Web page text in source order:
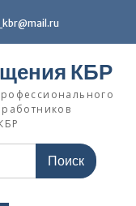
КБР
работников